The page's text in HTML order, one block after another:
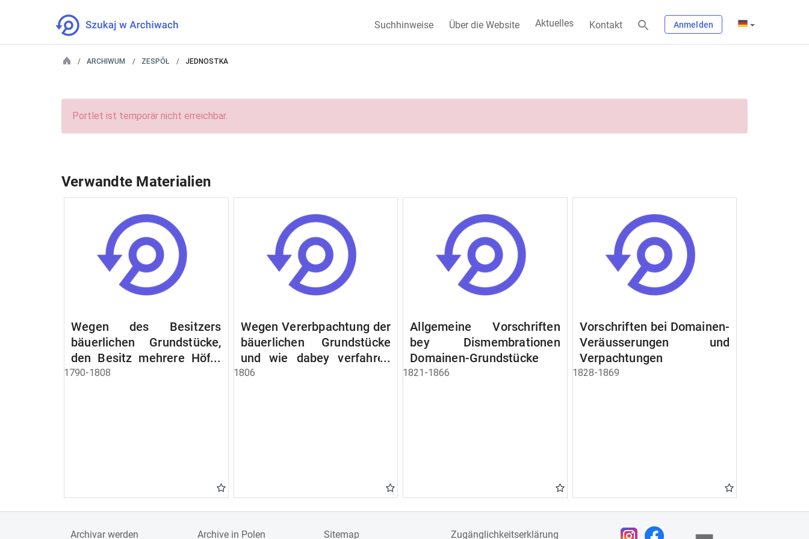
Suchhinweise Über die Website Aktuelles Kontakt Anmelden
ARCHIWUM ZESPÓŁ JEDNOSTKA
Portlet ist temporär nicht erreichbar.
Verwandte Materialien
Wegen des Besitzers
bäuerlichen Grundstücke,
den Besitz mehrere Höfe.
Instruction wegen der
1790-1808
Wegen Vererbpachtung der
bäuerlichen Grundstücke
und wie dabey verfahren
werden soll
1806
Allgemeine Vorschriften
bey Dismembrationen
Domainen-Grundstücke
1821-1866
Vorschriften bei Domainen-
Veräusserungen und
Verpachtungen
1828-1869
Archivar werden Archive in Polen Sitemap Zugänglichkeitserklärung